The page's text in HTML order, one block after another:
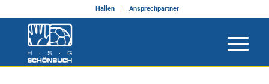
Hallen Ansprechpartner